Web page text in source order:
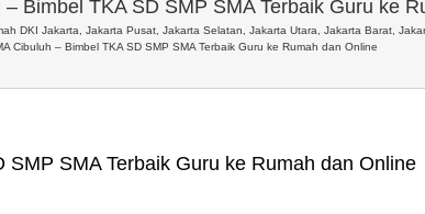
Bimbel TKA SD SMP SMA Terbaik Guru ke
DKI Jakarta, Jakarta Pusat, Jakarta Selatan, Jakarta Utara, Jakarta Barat,
Cibuluh – Bimbel TKA SD SMP SMA Terbaik Guru ke Rumah dan Online
SMA Terbaik Guru ke Rumah dan Online